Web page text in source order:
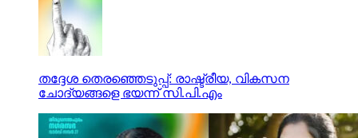
തദ്ദേശ തെരഞ്ഞെടുപ്പ്: രാഷ്ട്രീയ, വികസന
ചോദ്യങ്ങളെ ഭയന്ന് സി.പി.എം